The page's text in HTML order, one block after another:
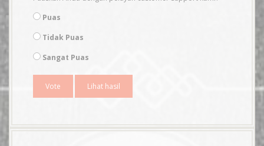
Puas
Tidak Puas
Sangat Puas
Lihat hasil